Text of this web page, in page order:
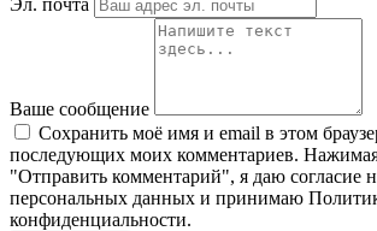
Ваше сообщение
Сохранить моё имя и email в этом
последующих моих комментариев.
"Отправить комментарий", я даю согласие
персональных данных и принимаю
конфиденциальности.